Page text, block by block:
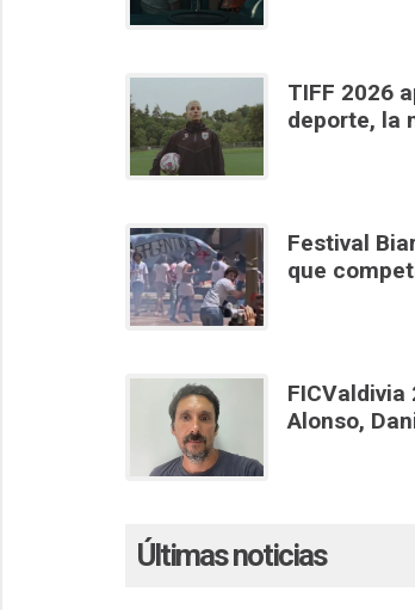
TIFF 2026
deporte, la
Festival
que
Alonso,
Últimas noticias